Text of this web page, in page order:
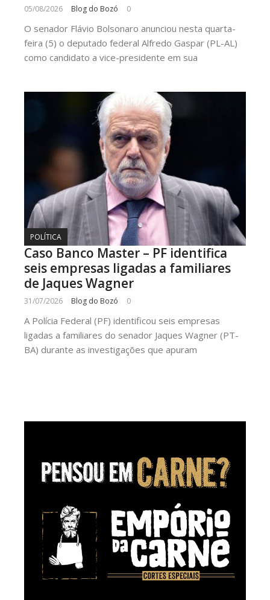
05/08/2026 Blog do Bozó 0
O senador Flávio Bolsonaro anunciou nesta quarta-
feira (5) o deputado federal Alfredo Gaspar (PL-AL)
como candidato a vice-presidente em sua
POLÍTICA
Caso Banco Master – PF identifica
seis empresas ligadas a familiares
de Jaques Wagner
31/07/2026 Blog do Bozó 0
A Polícia Federal (PF) identificou seis empresas
ligadas a familiares do senador Jaques Wagner (PT-
BA) durante as investigações que apuram